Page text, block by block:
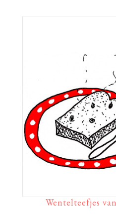
Wentelteefjes